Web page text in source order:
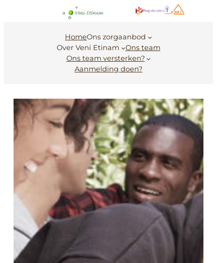
HomeOns zorgaanbod
Over Veni Etinam
Ons team
Ons team versterken?
Aanmelding doen?